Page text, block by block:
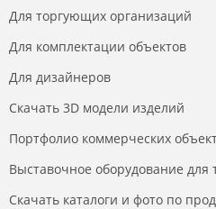
Для торгующих организаций
Для комплектации объектов
Для дизайнеров
Скачать 3D модели изделий
Портфолио коммерческих
Выставочное оборудование
Скачать каталоги и фото по